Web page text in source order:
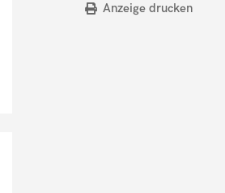
Anzeige drucken